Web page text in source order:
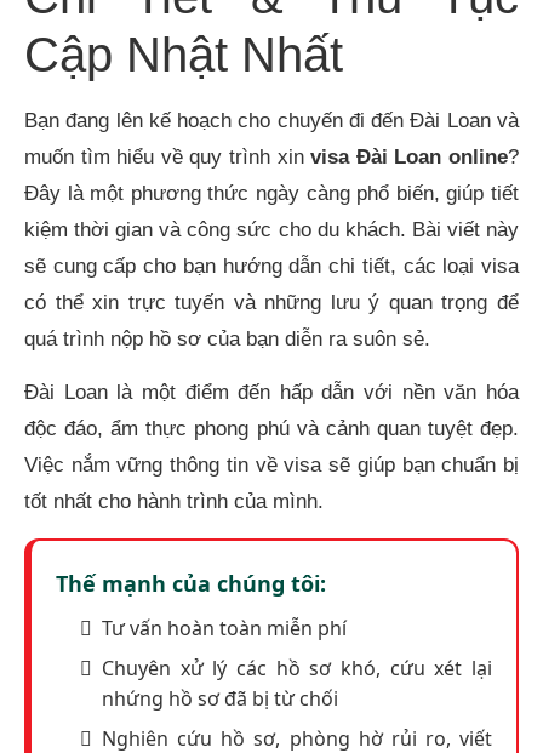
Cập Nhật Nhất
Bạn đang lên kế hoạch cho chuyến đi đến Đài Loan và
muốn tìm hiểu về quy trình xinvisa Đài Loan online?
Đây là một phương thức ngày càng phổ biến, giúp tiết
kiệm thời gian và công sức cho du khách. Bài viết này
sẽ cung cấp cho bạn hướng dẫn chi tiết, các loại visa
có thể xin trực tuyến và những lưu ý quan trọng để
quá trình nộp hồ sơ của bạn diễn ra suôn sẻ.
Đài Loan là một điểm đến hấp dẫn với nền văn hóa
độc đáo, ẩm thực phong phú và cảnh quan tuyệt đẹp.
Việc nắm vững thông tin về visa sẽ giúp bạn chuẩn bị
tốt nhất cho hành trình của mình.
Thế mạnh của chúng tôi:
Tư vấn hoàn toàn miễn phí
Chuyên xử lý các hồ sơ khó, cứu xét lại
nhứng hồ sơ đã bị từ chối
Nghiên cứu hồ sơ, phòng hờ rủi ro, viết